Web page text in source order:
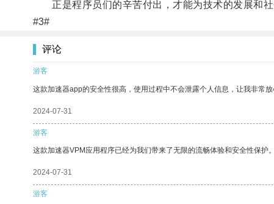
正是程序员们的辛苦付出，才能为技术的发展和社
#3#
评论
游客
这款加速器app的安全性很高，使用过程中不会泄露个人信息，让我非常放
2024-07-31
游客
这款加速器VPM应用程序已经为我们带来了无限的流畅体验和安全性保护。
2024-07-31
游客